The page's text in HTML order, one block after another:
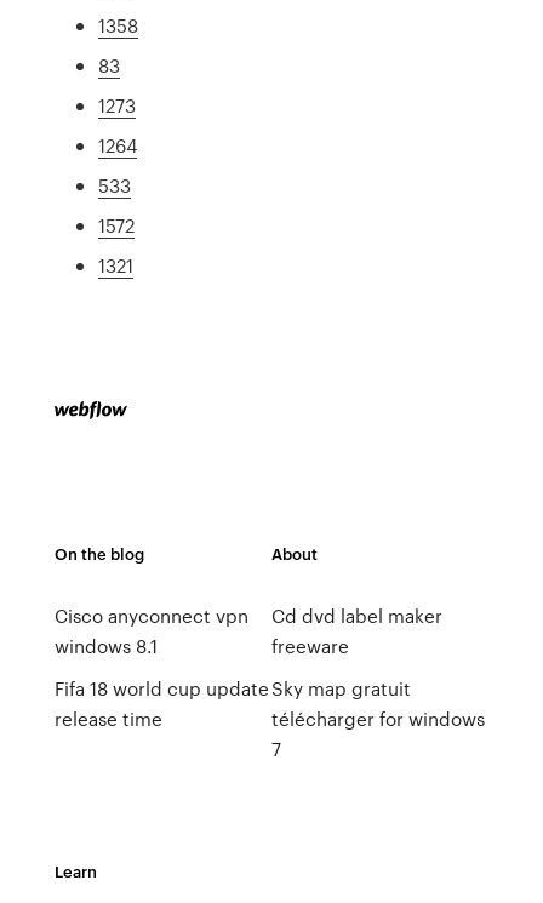
1358
83
1273
1264
533
1572
1321
On the blog
Cisco anyconnect vpn
windows 8.1
Fifa 18 world cup update
release time
About
Cd dvd label maker
freeware
Sky map gratuit
télécharger for windows
7
Learn